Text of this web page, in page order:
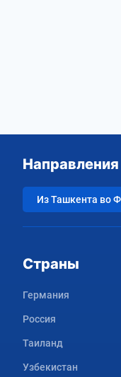
Направления
Из Ташкента во
Страны
Германия
Россия
Таиланд
Узбекистан